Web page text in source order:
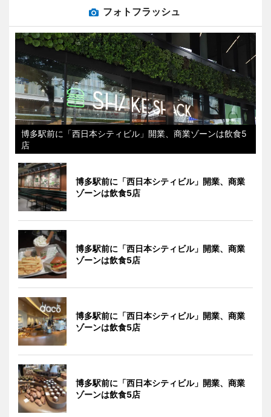
フォトフラッシュ
博多駅前に「西日本シティビル」開業、商業ゾーンは飲食5
店
博多駅前に「西日本シティビル」開業、商業
ゾーンは飲食5店
博多駅前に「西日本シティビル」開業、商業
ゾーンは飲食5店
博多駅前に「西日本シティビル」開業、商業
ゾーンは飲食5店
博多駅前に「西日本シティビル」開業、商業
ゾーンは飲食5店